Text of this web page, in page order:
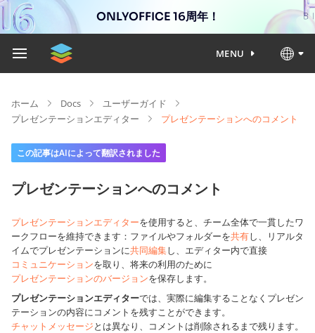
ONLYOFFICE 16周年！
MENU
ホーム Docs
ユーザーガイド
プレゼンテーションエディター
プレゼンテーションへのコメント
この記事はAIによって翻訳されました
プレゼンテーションへのコメント
プレゼンテーションエディターを使用すると、チーム全体で一貫したワ
ークフローを維持できます：ファイルやフォルダーを共有し、リアルタ
イムでプレゼンテーションに共同編集し、エディター内で直接
コミュニケーションを取り、将来の利用のために
プレゼンテーションのバージョンを保存します。
プレゼンテーションエディターでは、実際に編集することなくプレゼン
テーションの内容にコメントを残すことができます。
チャットメッセージとは異なり、コメントは削除されるまで残ります。